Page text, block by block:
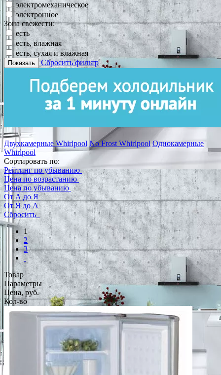
электромеханическое
электронное
Зона свежести:
есть
есть, влажная
есть, сухая и влажная
Показать Сбросить фильтр
Двухкамерные Whirlpool No Frost Whirlpool Однокамерные
Whirlpool
Сортировать по:
Рейтинг по убыванию
Цена по возрастанию
Цена по убыванию
От А до Я
От Я до А
Сбросить
1
2
3
Товар
Параметры
Цена, руб.
Кол-во